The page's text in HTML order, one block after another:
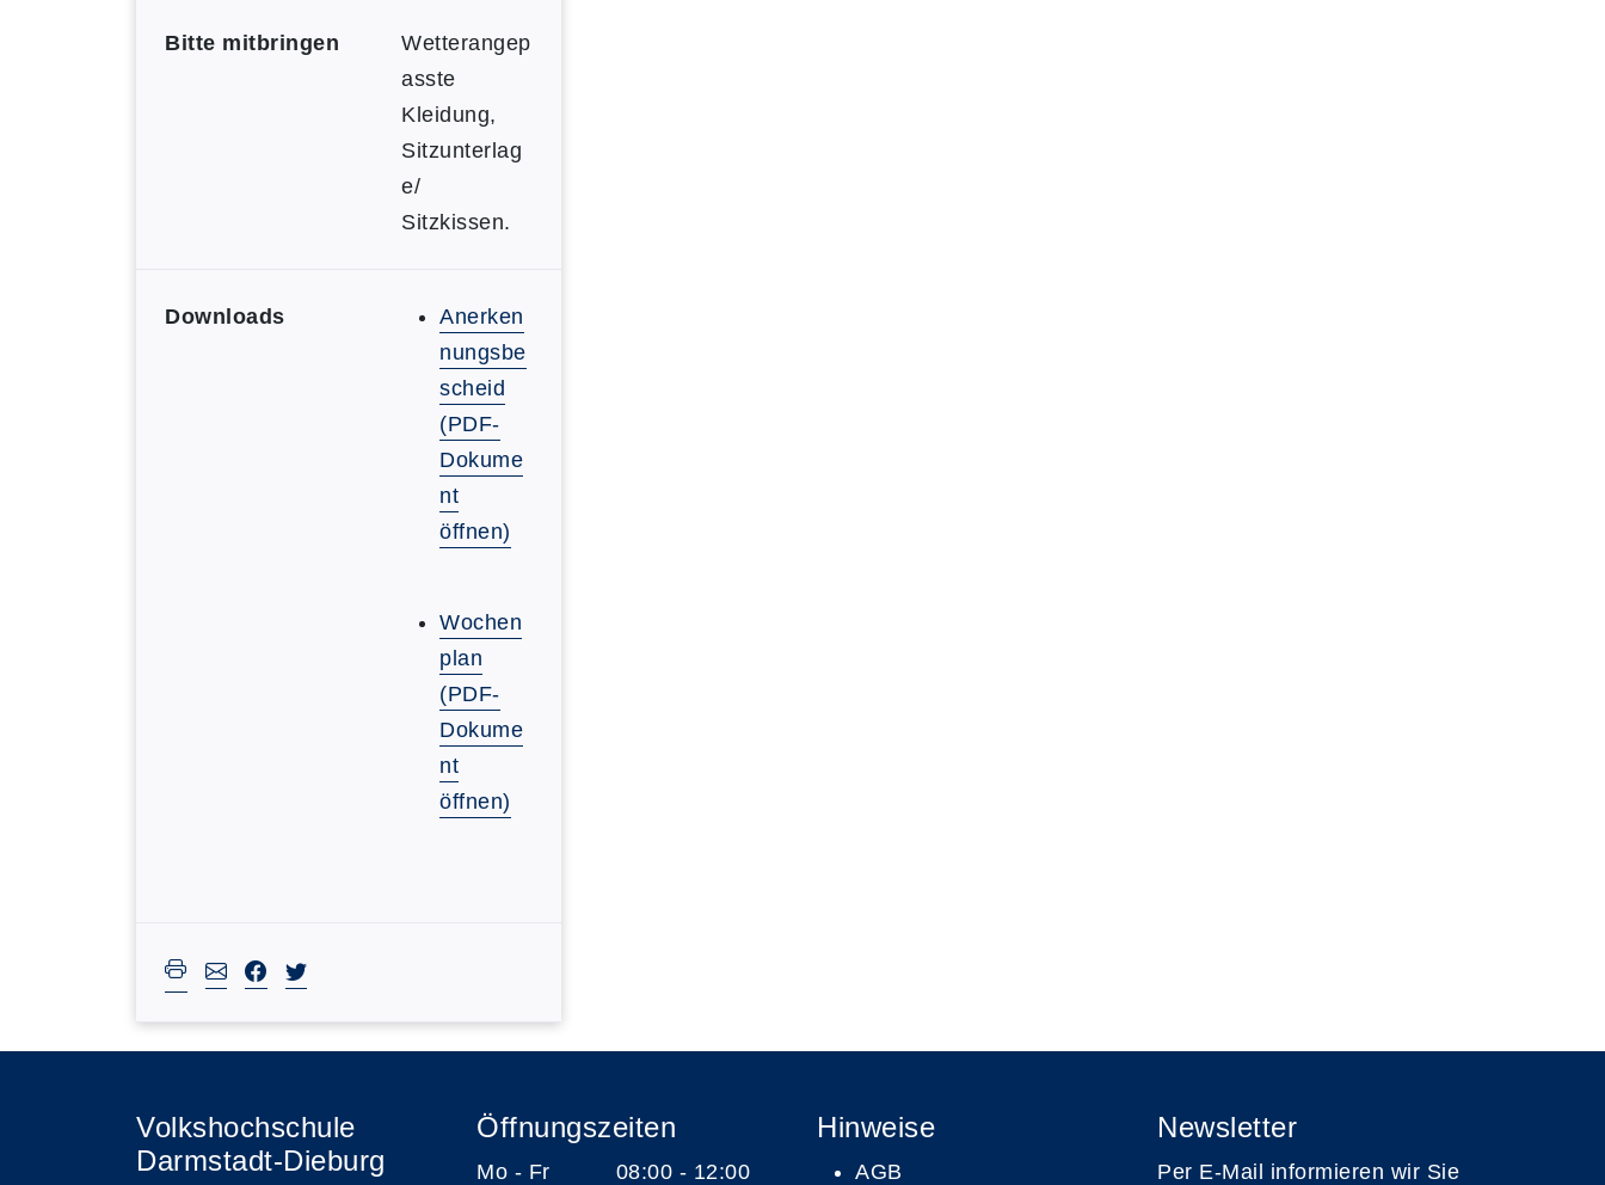
Bitte mitbringen
Wetterangep
asste
Kleidung,
Sitzunterlag
e/
Sitzkissen.
Downloads
Anerken
nungsbe
scheid
(PDF-
Dokume
nt
öffnen)
Wochen
plan
(PDF-
Dokume
nt
öffnen)
Volkshochschule
Darmstadt-Dieburg
Öffnungszeiten
Mo - Fr 08:00 - 12:00
Hinweise
AGB
Newsletter
Per E-Mail informieren wir Sie